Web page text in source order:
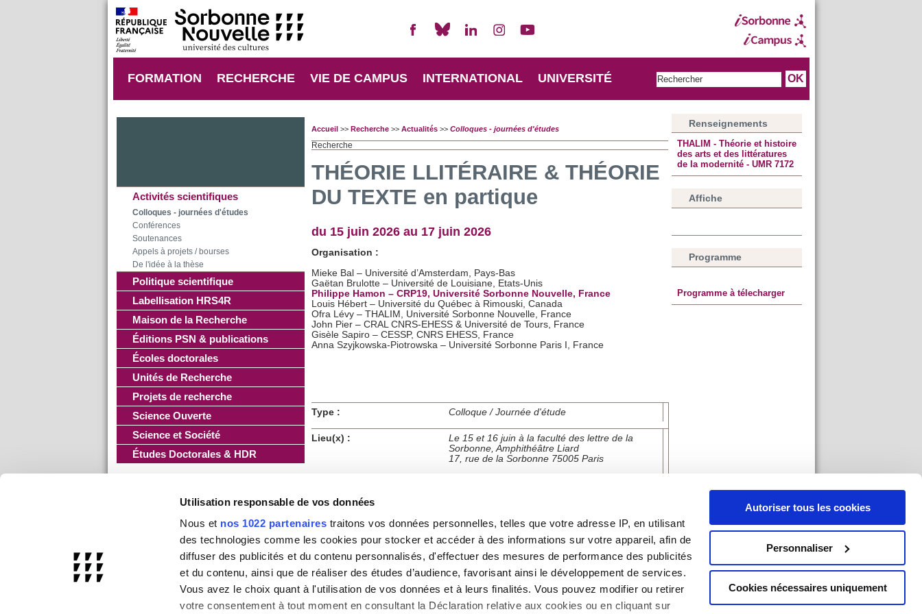
Utilisation responsable de vos données
Nous et nos 1022 partenaires traitons vos données personnelles, telles que votre adresse IP, en utilisant
des technologies comme les cookies pour stocker et accéder à des informations sur votre appareil, afin de
diffuser des publicités et du contenu personnalisés, d'effectuer des mesures de performance des publicités
et du contenu, ainsi que de réaliser des études d’audience, favorisant ainsi le développement de services.
Vous avez le choix quant à l'utilisation de vos données et à leurs finalités. Vous pouvez modifier ou retirer
votre consentement à tout moment en consultant la Déclaration relative aux cookies ou en cliquant sur
Autoriser tous les cookies
Personnaliser
Cookies nécessaires uniquement
FORMATION RECHERCHE VIE DE CAMPUS INTERNATIONAL UNIVERSITÉ
Activités scientifiques
Colloques - journées d'études
Conférences
Soutenances
Appels à projets / bourses
De l'idée à la thèse
Politique scientifique
Labellisation HRS4R
Maison de la Recherche
Éditions PSN & publications
Écoles doctorales
Unités de Recherche
Projets de recherche
Science Ouverte
Science et Société
Études Doctorales & HDR
Accueil>> Recherche>> Actualités>> Colloques - journées d'études
Recherche
THÉORIE LLITÉRAIRE & THÉORIE
DU TEXTE en partique
du 15 juin 2026 au 17 juin 2026
Organisation :
Mieke Bal – Université d’Amsterdam, Pays-Bas
Gaëtan Brulotte – Université de Louisiane, Etats-Unis
Philippe Hamon – CRP19, Université Sorbonne Nouvelle, France
Louis Hébert – Université du Québec à Rimouski, Canada
Ofra Lévy – THALIM, Université Sorbonne Nouvelle, France
John Pier – CRAL CNRS-EHESS & Université de Tours, France
Gisèle Sapiro – CESSP, CNRS EHESS, France
Anna Szyjkowska-Piotrowska – Université Sorbonne Paris I, France
Type : Colloque / Journée d'étude
Lieu(x) :
Le 15 et 16 juin à la faculté des lettre de la
Sorbonne, Amphithéâtre Liard
17, rue de la Sorbonne 75005 Paris
Partenaires :
Université du Québec à Rimouski, Université
Sorbonne, Bibliothèque Polonaise de Paris
Renseignements
THALIM - Théorie et histoire
des arts et des littératures
de la modernité - UMR 7172
Affiche
Programme
Programme à télecharger
Gestion des cookies | Haut de la page | Contact | Plan du site | Mentions légales |Imprimer